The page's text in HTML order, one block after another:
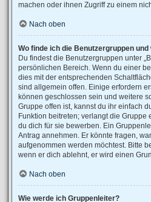
machen oder ihnen Zugriff zu einem
Nach oben
Wo finde ich die Benutzergruppen
Du findest die Benutzergruppen unter
persönlichen Bereich. Wenn du einer
dies mit der entsprechenden
sind allgemein offen. Einige erfordern
können geschlossen sein und weitere
Gruppe offen ist, kannst du ihr einfach
Funktion beitreten; verlangt die Gruppe
du dich für sie bewerben. Ein
Antrag annehmen. Er könnte fragen,
aufgenommen werden möchtest. Bitte
wenn er dich ablehnt, er wird einen
Nach oben
Wie werde ich Gruppenleiter?